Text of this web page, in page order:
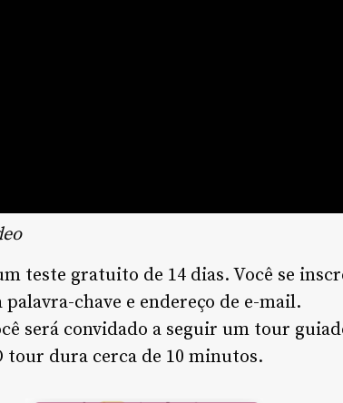
teste gratuito de 14 dias. Você se
chave e endereço de e-mail.
será convidado a seguir um tour
dura cerca de 10 minutos.